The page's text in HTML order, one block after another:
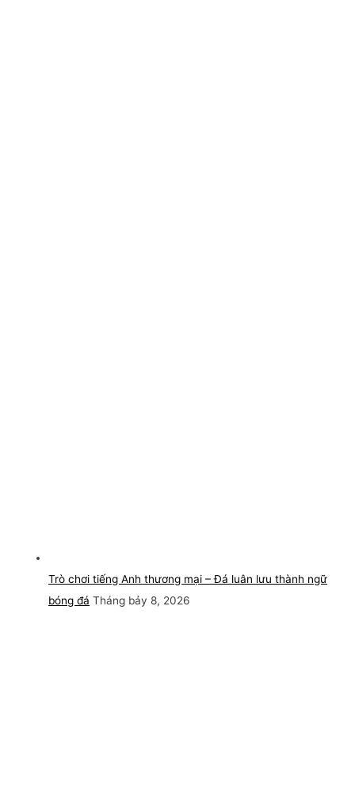
Trò chơi tiếng Anh thương mại – Đá luân lưu thành ngữ
bóng đá Tháng bảy 8, 2026